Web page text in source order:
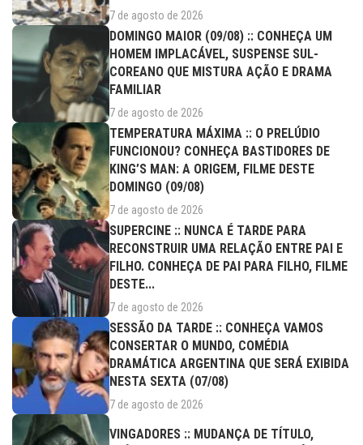
7 de agosto de 2026
DOMINGO MAIOR (09/08) :: CONHEÇA UM
HOMEM IMPLACÁVEL, SUSPENSE SUL-
COREANO QUE MISTURA AÇÃO E DRAMA
FAMILIAR
7 de agosto de 2026
TEMPERATURA MÁXIMA :: O PRELÚDIO
FUNCIONOU? CONHEÇA BASTIDORES DE
KING’S MAN: A ORIGEM, FILME DESTE
DOMINGO (09/08)
7 de agosto de 2026
SUPERCINE :: NUNCA É TARDE PARA
RECONSTRUIR UMA RELAÇÃO ENTRE PAI E
FILHO. CONHEÇA DE PAI PARA FILHO, FILME
DESTE...
7 de agosto de 2026
SESSÃO DA TARDE :: CONHEÇA VAMOS
CONSERTAR O MUNDO, COMÉDIA
DRAMÁTICA ARGENTINA QUE SERÁ EXIBIDA
NESTA SEXTA (07/08)
7 de agosto de 2026
VINGADORES :: MUDANÇA DE TÍTULO,